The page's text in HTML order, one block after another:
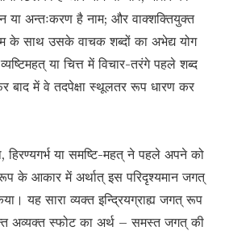
या अन्तःकरण है नाम; और वाक्शक्तियुक्त
के साथ उसके वाचक शब्दों का अभेद्य योग
या चित्त में विचार-तरंगे पहले शब्द
बाद में वे तदपेक्षा स्थूलतर रूप धारण कर
हिरण्यगर्भ या समष्टि-महत् ने पहले अपने को
के आकार में अर्थात् इस परिदृश्यमान जगत्
यह सारा व्यक्त इन्द्रियग्राह्य जगत् रूप
अव्यक्त स्फोट का अर्थ – समस्त जगत् की